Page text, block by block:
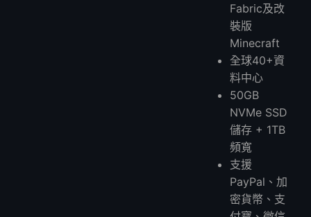
Fabric及改
裝版
Minecraft
全球40+資
料中心
50GB
NVMe SSD
儲存 + 1TB
頻寬
支援
PayPal、加
密貨幣、支